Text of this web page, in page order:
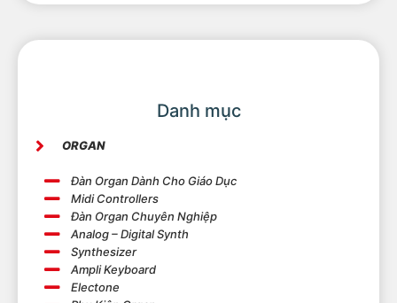
Danh mục
ORGAN
Đàn Organ Dành Cho Giáo Dục
Midi Controllers
Đàn Organ Chuyên Nghiệp
Analog – Digital Synth
Synthesizer
Ampli Keyboard
Electone